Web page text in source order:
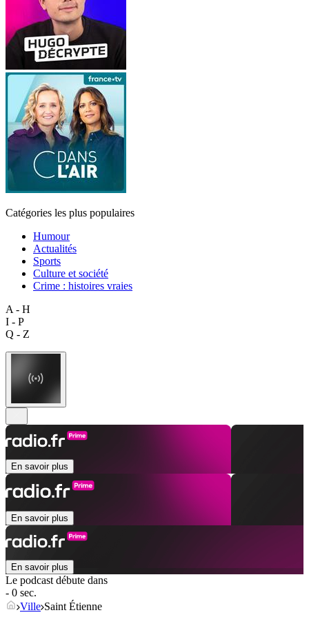
Catégories les plus populaires
Humour
Actualités
Sports
Culture et société
Crime : histoires vraies
A - H
I - P
Q - Z
En savoir plus
En savoir plus
En savoir plus
Le podcast débute dans
- 0 sec.
Ville Saint Étienne